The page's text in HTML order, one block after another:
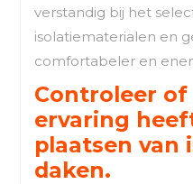
verstandig bij het
isolatiematerialen en
comfortabeler en
Controleer of
ervaring
plaatsen van
daken.